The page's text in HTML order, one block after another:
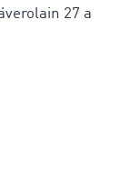
27 a